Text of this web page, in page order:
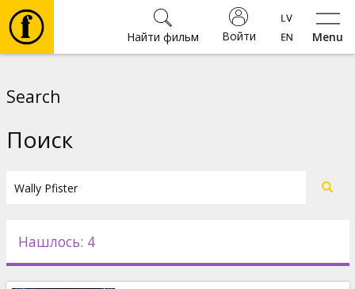
Menu
Войти
Найти фильм
Новости
Search
Поиск
Нашлось: 4